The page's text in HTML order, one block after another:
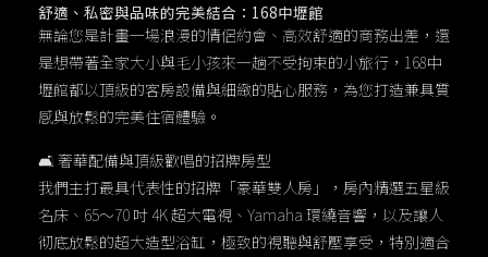
舒適、私密與品味的完美結合：168中壢館
無論您是計畫一場浪漫的情侶約會、高效舒適的商務出差，還
是想帶著全家大小與毛小孩來一趟不受拘束的小旅行，168中
壢館都以頂級的客房設備與細緻的貼心服務，為您打造兼具質
感與放鬆的完美住宿體驗。
🛋 奢華配備與頂級歡唱的招牌房型
我們主打最具代表性的招牌「豪華雙人房」，房內精選五星級
名床、65～70 吋 4K 超大電視、Yamaha 環繞音響，以及讓人
彻底放鬆的超大造型浴缸，極致的視聽與舒壓享受，特別適合